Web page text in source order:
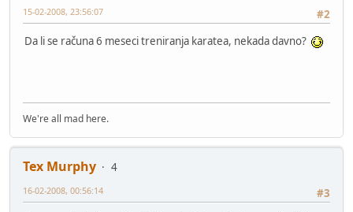
#2
15-02-2008, 23:56:07
Da li se računa 6 meseci treniranja karatea, nekada davno?
We're all mad here.
Tex Murphy
4
#3
16-02-2008, 00:56:14